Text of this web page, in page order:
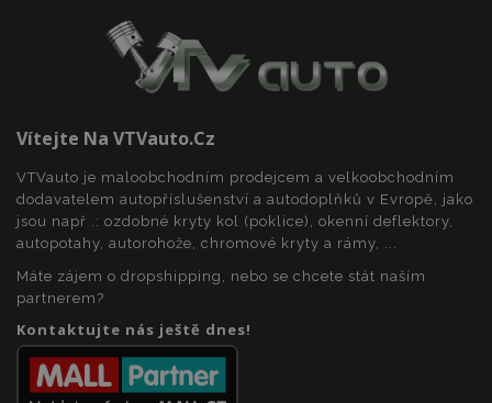
Vítejte Na VTVauto.cz
VTVauto je maloobchodním prodejcem a velkoobchodním
dodavatelem autopříslušenství a autodoplňků v Evropě, jako
jsou např .: ozdobné kryty kol (poklice), okenní deflektory,
autopotahy, autorohože, chromové kryty a rámy, ...
Máte zájem o dropshipping, nebo se chcete stát naším
partnerem?
Kontaktujte nás ještě dnes!
Nezbytně nutné soubory
Soubory cílení
Funkční soubory
Nezbytně nutné soubory cookie umožňují základní
funkce webových stránek, jako je přihlášení
uživatele a správa účtu. Webové stránky nelze bez
používat.
Název
section_data_ids